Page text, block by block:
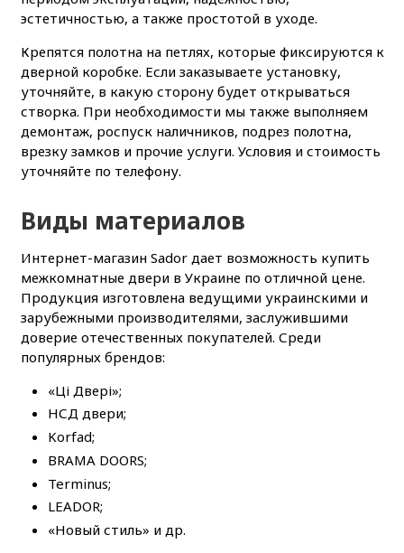
эстетичностью, а также простотой в уходе.
Крепятся полотна на петлях, которые фиксируются к
дверной коробке. Если заказываете установку,
уточняйте, в какую сторону будет открываться
створка. При необходимости мы также выполняем
демонтаж, роспуск наличников, подрез полотна,
врезку замков и прочие услуги. Условия и стоимость
уточняйте по телефону.
Виды материалов
Интернет-магазин Sador дает возможность купить
межкомнатные двери в Украине по отличной цене.
Продукция изготовлена ведущими украинскими и
зарубежными производителями, заслужившими
доверие отечественных покупателей. Среди
популярных брендов:
«Ці Двері»;
НСД двери;
Korfad;
BRAMA DOORS;
Terminus;
LEADOR;
«Новый стиль» и др.